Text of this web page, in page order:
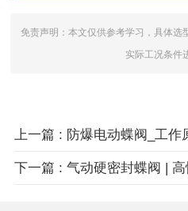
免责声明：本文仅供参考学习，具体
实际工况条件
上一篇 : 防爆电动蝶阀_工作
下一篇 : 气动硬密封蝶阀 |